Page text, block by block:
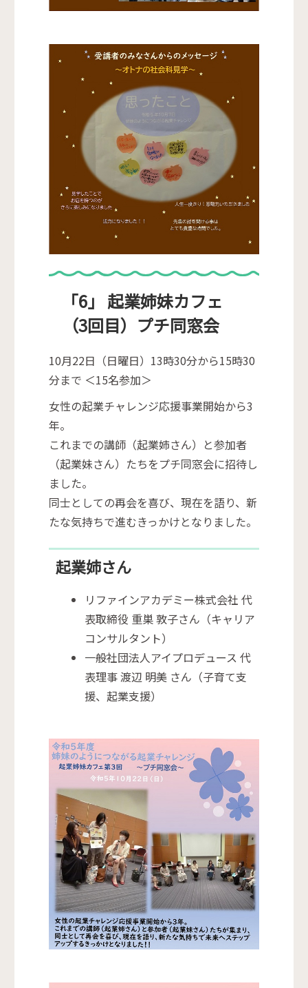
「6」 起業姉妹カフェ
（3回目）プチ同窓会
10月22日（日曜日）13時30分から15時30
分まで ＜15名参加＞
女性の起業チャレンジ応援事業開始から3
年。
これまでの講師（起業姉さん）と参加者
（起業妹さん）たちをプチ同窓会に招待し
ました。
同士としての再会を喜び、現在を語り、新
たな気持ちで進むきっかけとなりました。
起業姉さん
リファインアカデミー株式会社 代
表取締役 重巣 敦子さん（キャリア
コンサルタント）
一般社団法人アイプロデュース 代
表理事 渡辺 明美 さん（子育て支
援、起業支援）